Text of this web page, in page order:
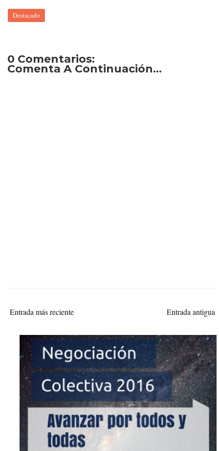
Destacado
0 Comentarios:
Comenta A Continuación...
Entrada más reciente Entrada antigua